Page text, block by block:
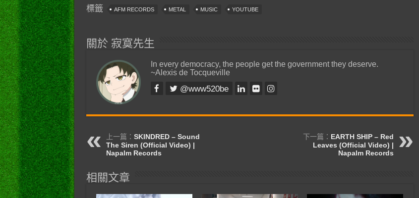
標籤 AFM RECORDS METAL MUSIC YOUTUBE
關於 寂寞先生
In every democracy, the people get the government they deserve.
~Alexis de Tocqueville
@www520be
上一篇： SKINDRED – Sound
The Siren (Official Video) |
Napalm Records
下一篇： EARTH SHIP – Red
Leaves (Official Video) |
Napalm Records
相關文章